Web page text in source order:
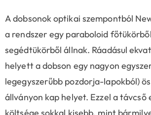
A dobsonok optikai szempontból
a rendszer egy paraboloid
segédtükörből állnak. Ráadásul
helyett a dobson egy nagyon
legegyszerűbb pozdorja-lapokból)
állványon kap helyet. Ezzel a távcső
költsége sokkal kisebb, mint